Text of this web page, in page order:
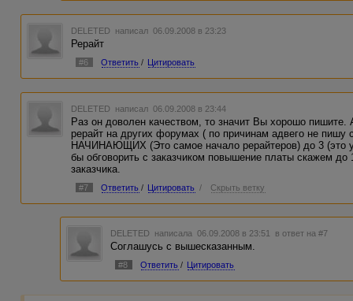
DELETED написал 06.09.2008 в 23:23
Рерайт
#6 Ответить / Цитировать
DELETED написал 06.09.2008 в 23:44
Раз он доволен качеством, то значит Вы хорошо
рерайт на других форумах ( по причинам адвего не пишу
НАЧИНАЮЩИХ (Это самое начало рерайтеров) до 3
бы обговорить с заказчиком повышение платы скажем до
заказчика.
#7 Ответить / Цитировать / Скрыть ветку
DELETED написала 06.09.2008 в 23:51 в ответ на #7
Соглашусь с вышесказанным.
#8 Ответить / Цитировать